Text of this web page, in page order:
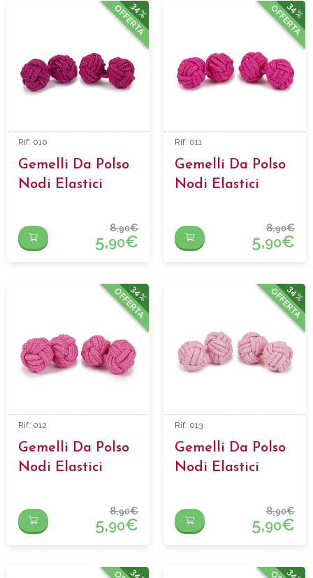
34%
OFFERTA
Rif: 010
Gemelli Da Polso
Nodi Elastici
8,90€
5,90€
34%
OFFERTA
Rif: 011
Gemelli Da Polso
Nodi Elastici
8,90€
5,90€
34%
OFFERTA
Rif: 012
Gemelli Da Polso
Nodi Elastici
8,90€
5,90€
34%
OFFERTA
Rif: 013
Gemelli Da Polso
Nodi Elastici
8,90€
5,90€